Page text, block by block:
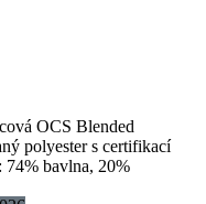
OCS Blended
polyester s certifikací
74% bavlna, 20%